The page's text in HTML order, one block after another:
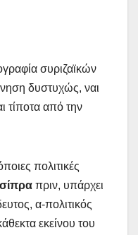
συριζαϊκών
δυστυχώς, ναι
τίποτα από την
πολιτικές
πριν, υπάρχει
α-πολιτικός
εκείνου του